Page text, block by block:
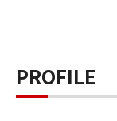
PROFILE